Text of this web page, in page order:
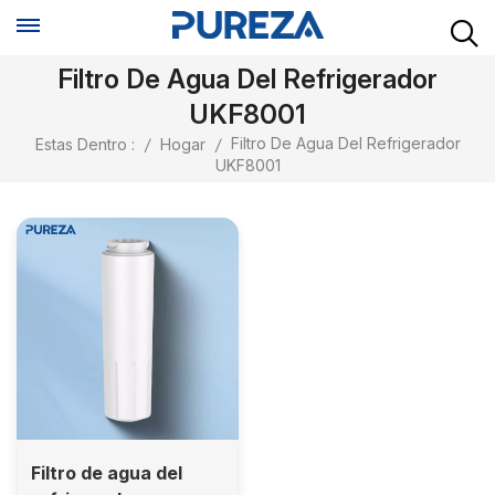
Filtro De Agua Del Refrigerador
UKF8001
Estas Dentro : / Hogar / Filtro De Agua Del Refrigerador
UKF8001
Filtro de agua del